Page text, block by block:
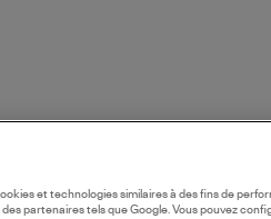
et technologies similaires à des fins de
partenaires tels que Google. Vous pouvez